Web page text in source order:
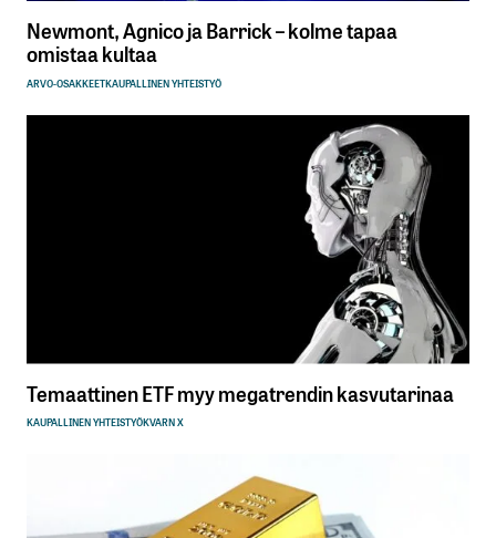
Newmont, Agnico ja Barrick – kolme tapaa
omistaa kultaa
ARVO-OSAKKEETKAUPALLINEN YHTEISTYÖ
Temaattinen ETF myy megatrendin kasvutarinaa
KAUPALLINEN YHTEISTYÖKVARN X